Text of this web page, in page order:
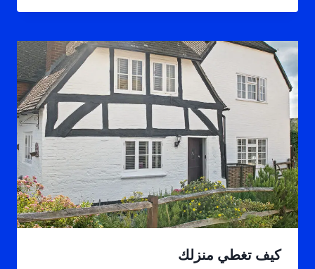
كيف تغطي منزلك